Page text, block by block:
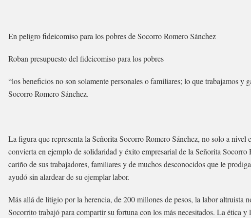
En peligro fideicomiso para los pobres de Socorro Romero Sánchez
Roban presupuesto del fideicomiso para los pobres
“los beneficios no son solamente personales o familiares; lo que trabajamos y
Socorro Romero Sánchez.
La figura que representa la Señorita Socorro Romero Sánchez, no solo a nivel
convierta en ejemplo de solidaridad y éxito empresarial de la Señorita
cariño de sus trabajadores, familiares y de muchos desconocidos que le
ayudó sin alardear de su ejemplar labor.
Más allá de litigio por la herencia, de 200 millones de pesos, la labor altruista
Socorrito trabajó para compartir su fortuna con los más necesitados. La ética